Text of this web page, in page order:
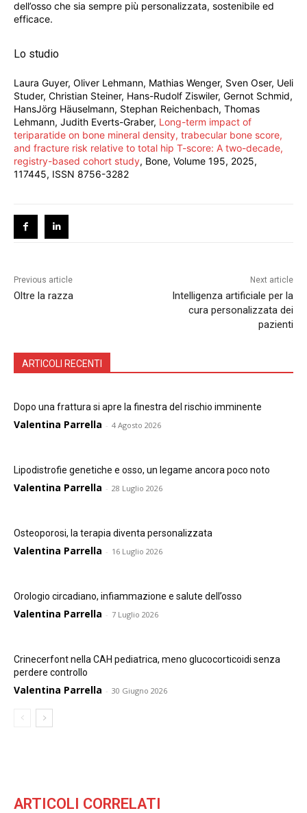
dell’osso che sia sempre più personalizzata, sostenibile ed
efficace.
Lo studio
Laura Guyer, Oliver Lehmann, Mathias Wenger, Sven Oser, Ueli
Studer, Christian Steiner, Hans-Rudolf Ziswiler, Gernot Schmid,
HansJörg Häuselmann, Stephan Reichenbach, Thomas
Lehmann, Judith Everts-Graber, Long-term impact of
teriparatide on bone mineral density, trabecular bone score,
and fracture risk relative to total hip T-score: A two-decade,
registry-based cohort study, Bone, Volume 195, 2025,
117445, ISSN 8756-3282
Previous article
Oltre la razza
Next article
Intelligenza artificiale per la
cura personalizzata dei
pazienti
ARTICOLI RECENTI
Dopo una frattura si apre la finestra del rischio imminente
Valentina Parrella - 4 Agosto 2026
Lipodistrofie genetiche e osso, un legame ancora poco noto
Valentina Parrella - 28 Luglio 2026
Osteoporosi, la terapia diventa personalizzata
Valentina Parrella - 16 Luglio 2026
Orologio circadiano, infiammazione e salute dell’osso
Valentina Parrella - 7 Luglio 2026
Crinecerfont nella CAH pediatrica, meno glucocorticoidi senza
perdere controllo
Valentina Parrella - 30 Giugno 2026
ARTICOLI CORRELATI